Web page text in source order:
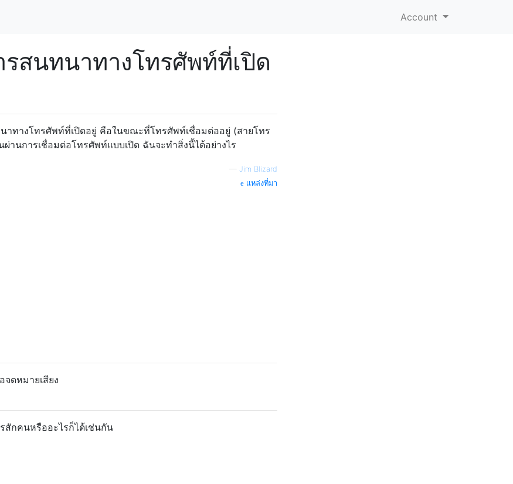
Account
รสนทนาทางโทรศัพท์ที่เปิด
าทางโทรศัพท์ที่เปิดอยู่ คือในขณะที่โทรศัพท์เชื่อมต่ออยู่ (สายโทร
ผ่านการเชื่อมต่อโทรศัพท์แบบเปิด ฉันจะทำสิ่งนี้ได้อย่างไร
— Jim Blizard
แหล่งที่มา
ดหมายเสียง
สักคนหรืออะไรก็ได้เช่นกัน